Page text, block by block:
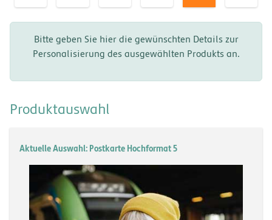
Bitte geben Sie hier die gewünschten Details zur
Personalisierung des ausgewählten Produkts an.
Produktauswahl
Aktuelle Auswahl: Postkarte Hochformat 5